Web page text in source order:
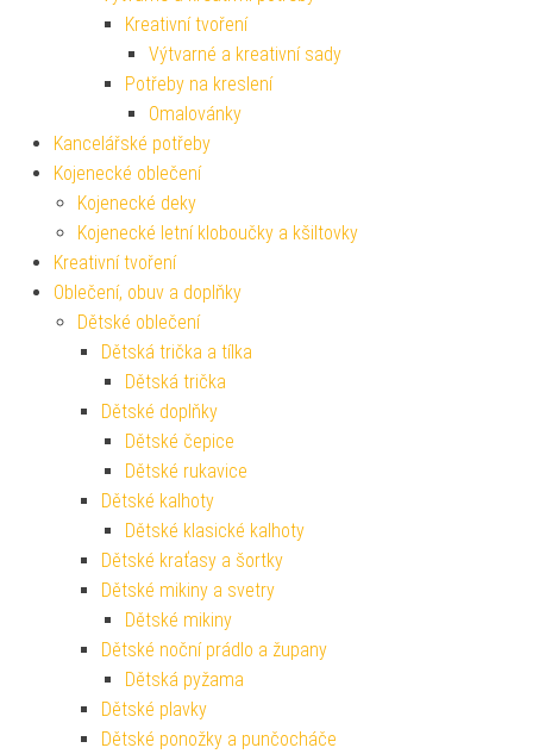
Kreativní tvoření
Výtvarné a kreativní sady
Potřeby na kreslení
Omalovánky
Kancelářské potřeby
Kojenecké oblečení
Kojenecké deky
Kojenecké letní kloboučky a kšiltovky
Kreativní tvoření
Oblečení, obuv a doplňky
Dětské oblečení
Dětská trička a tílka
Dětská trička
Dětské doplňky
Dětské čepice
Dětské rukavice
Dětské kalhoty
Dětské klasické kalhoty
Dětské kraťasy a šortky
Dětské mikiny a svetry
Dětské mikiny
Dětské noční prádlo a župany
Dětská pyžama
Dětské plavky
Dětské ponožky a punčocháče